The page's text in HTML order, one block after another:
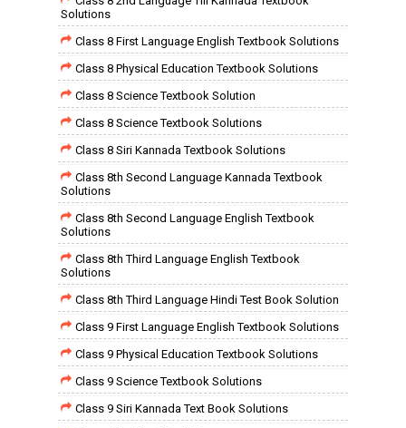
Solutions
Class 8 First Language English Textbook Solutions
Class 8 Physical Education Textbook Solutions
Class 8 Science Textbook Solution
Class 8 Science Textbook Solutions
Class 8 Siri Kannada Textbook Solutions
Class 8th Second Language Kannada Textbook
Solutions
Class 8th Second Language English Textbook
Solutions
Class 8th Third Language English Textbook
Solutions
Class 8th Third Language Hindi Test Book Solution
Class 9 First Language English Textbook Solutions
Class 9 Physical Education Textbook Solutions
Class 9 Science Textbook Solutions
Class 9 Siri Kannada Text Book Solutions